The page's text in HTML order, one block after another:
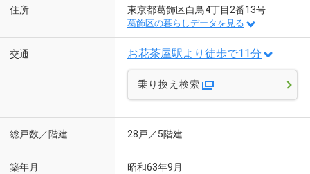
住所 東京都葛飾区白鳥4丁目2番13号
葛飾区の暮らしデータを見る
交通 お花茶屋駅より徒歩で11分
乗り換え検索
総戸数／階建 28戸／5階建
築年月 昭和63年9月